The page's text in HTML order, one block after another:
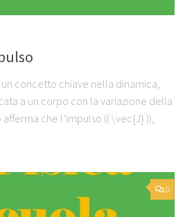
concetto chiave nella dinamica,
a un corpo con la variazione della
che l’impulso (( \vec{J} )),
0